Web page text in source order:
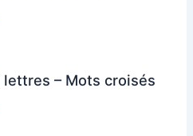
– Mots croisés